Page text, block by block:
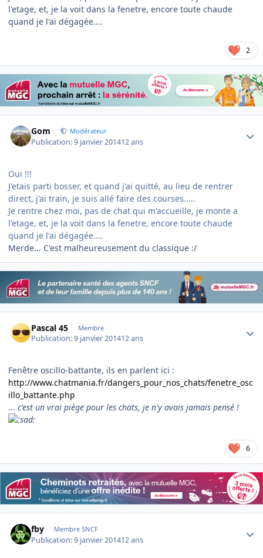
l'etage, et, je la voit dans la fenetre, encore toute chaude
quand je l'ai dégagée....
2
Gom Modérateur
Publication:9 janvier 201412 ans
Oui !!!
J'etais parti bosser, et quand j'ai quitté, au lieu de rentrer
direct, j'ai train, je suis allé faire des courses.....
Je rentre chez moi, pas de chat qui m'accueille, je monte a
l'etage, et, je la voit dans la fenetre, encore toute chaude
quand je l'ai dégagée....
Merde... C'est malheureusement du classique :/
Pascal 45 Membre
Publication:9 janvier 201412 ans
Fenêtre oscillo-battante, ils en parlent ici :
http://www.chatmania.fr/dangers_pour_nos_chats/fenetre_osc
illo_battante.php
... c'est un vrai piège pour les chats, je n'y avais jamais pensé !
6
fby Membre SNCF
Publication:9 janvier 201412 ans